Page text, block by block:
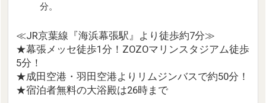
分。
≪JR京葉線『海浜幕張駅』より徒歩約7分≫
★幕張メッセ徒歩1分！ZOZOマリンスタジアム徒歩
5分！
★成田空港・羽田空港よりリムジンバスで約50分！
★宿泊者無料の大浴殿は26時まで